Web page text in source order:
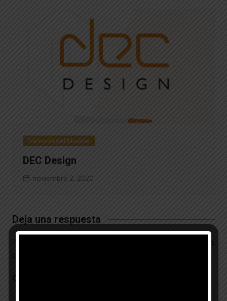
Semana del Mueble
DEC Design
noviembre 2, 2020
Deja una respuesta
Tu dirección de correo electrónico no será publicada.
Los
Comentario